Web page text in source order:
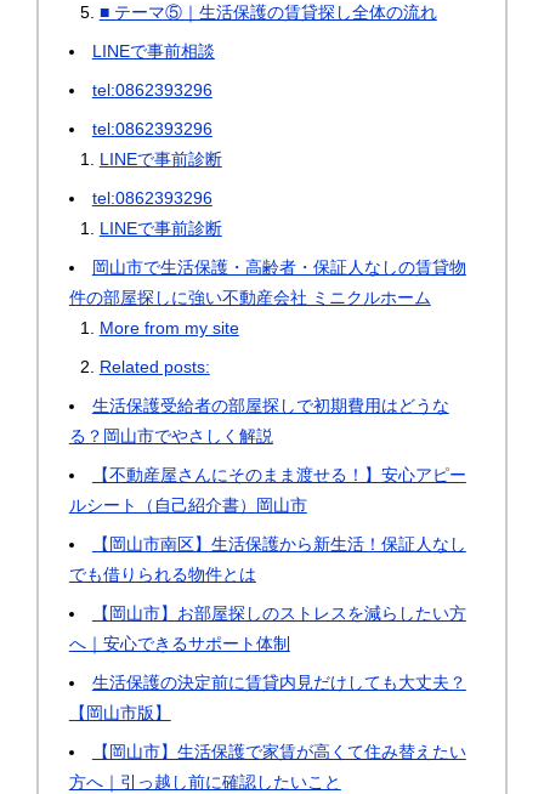
■ テーマ⑤｜生活保護の賃貸探し全体の流れ
LINEで事前相談
tel:0862393296
tel:0862393296
LINEで事前診断
tel:0862393296
LINEで事前診断
岡山市で生活保護・高齢者・保証人なしの賃貸物
件の部屋探しに強い不動産会社 ミニクルホーム
More from my site
Related posts:
生活保護受給者の部屋探しで初期費用はどうな
る？岡山市でやさしく解説
【不動産屋さんにそのまま渡せる！】安心アピー
ルシート（自己紹介書）岡山市
【岡山市南区】生活保護から新生活！保証人なし
でも借りられる物件とは
【岡山市】お部屋探しのストレスを減らしたい方
へ｜安心できるサポート体制
生活保護の決定前に賃貸内見だけしても大丈夫？
【岡山市版】
【岡山市】生活保護で家賃が高くて住み替えたい
方へ｜引っ越し前に確認したいこと